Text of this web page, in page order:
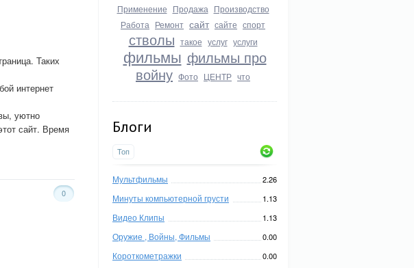
Применение Продажа Производство
Работа Ремонт сайт сайте спорт
стволы такое услуг услуги
фильмы фильмы про
войну Фото ЦЕНТР что
Блоги
Топ
Мультфильмы 2.26
Минуты компьютерной грусти 1.13
Видео Клипы 1.13
Оружие , Войны, Фильмы 0.00
Короткометражки 0.00
Таких
интернет
уютно
сайт. Время
0